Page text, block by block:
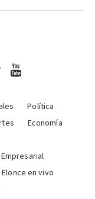
Política
Economía
Elonce en vivo